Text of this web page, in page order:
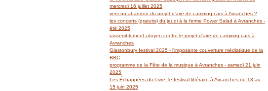
mercredi 16 juillet 2025
vers un abandon du projet d'aire de camping-cars à Avranches ?
les concerts (gratuits) du jeudi à la ferme Power Salad à Avranches -
été 2025
rassemblement citoyen contre le projet d'aire de camping-cars à
Avranches
Glastonbury festival 2025 - l'imposante couverture médiatique de la
BBC
programme de la Fête de la musique à Avranches - samedi 21 juin
2025
Les Échappées du Livre, le festival littéraire à Avranches du 13 au
15 juin 2025